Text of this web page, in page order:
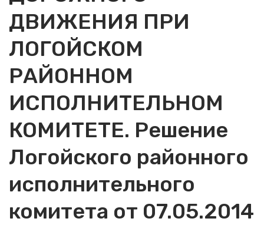
ДВИЖЕНИЯ ПРИ
ЛОГОЙСКОМ
РАЙОННОМ
ИСПОЛНИТЕЛЬНОМ
КОМИТЕТЕ. Решение
Логойского районного
исполнительного
комитета от 07.05.2014